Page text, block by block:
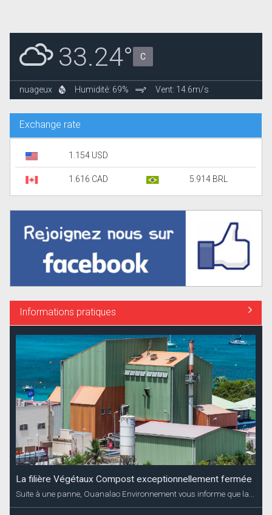
33.24° C
nuageux Humidité: 69% Vent: 14.6m/s
Exchange rate
1.154 USD
1.616 CAD 5.914 BRL
Informations pratiques
La filière Végétaux Compost exceptionnellement fermée
Suite à une panne, Ouanalao Environnement vous informe que la...